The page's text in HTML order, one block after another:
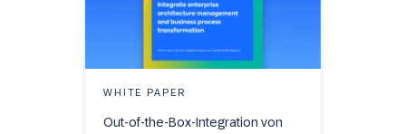
WHITE PAPER
Out-of-the-Box-Integration von